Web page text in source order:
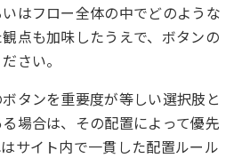
はフロー全体の中でどのような
点も加味したうえで、ボタンの
さい。
タンを重要度が等しい選択肢と
場合は、その配置によって優先
サイト内で一貫した配置ルール